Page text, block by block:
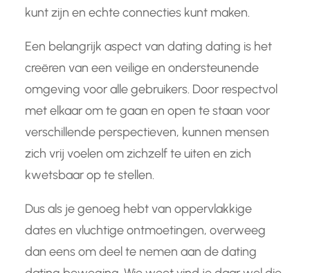
kunt zijn en echte connecties kunt maken.
Een belangrijk aspect van dating dating is het
creëren van een veilige en ondersteunende
omgeving voor alle gebruikers. Door respectvol
met elkaar om te gaan en open te staan voor
verschillende perspectieven, kunnen mensen
zich vrij voelen om zichzelf te uiten en zich
kwetsbaar op te stellen.
Dus als je genoeg hebt van oppervlakkige
dates en vluchtige ontmoetingen, overweeg
dan eens om deel te nemen aan de dating